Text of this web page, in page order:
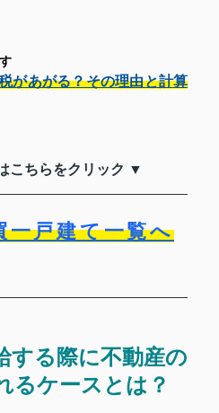
があがる？その理由と計算
こちらをクリック ▼
一戸建て一覧へ
する際に不動産の
るケースとは？